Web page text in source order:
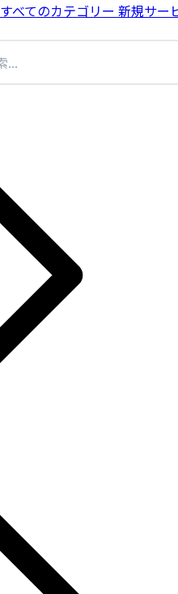
すべてのカテゴリー 新規サー